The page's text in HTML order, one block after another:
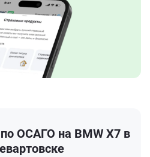
ОСАГО на BMW X7 в